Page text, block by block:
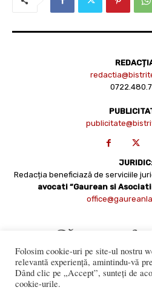
Redacția beneficiază de serviciile
avocati “Gaurean si
Folosim cookie-uri pe site-ul nostru
relevantă experiență, amintindu-vă
Dând clic pe „Accept”, sunteți de
cookie-urile.